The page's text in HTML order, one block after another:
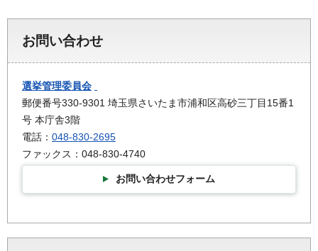
お問い合わせ
選挙管理委員会
郵便番号330-9301 埼玉県さいたま市浦和区高砂三丁目15番1
号 本庁舎3階
電話： 048-830-2695
ファックス：048-830-4740
お問い合わせフォーム